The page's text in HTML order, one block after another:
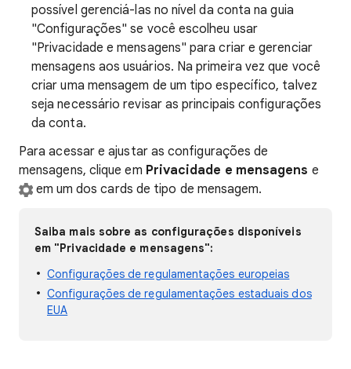
possível gerenciá-las no nível da conta na guia
"Configurações" se você escolheu usar
"Privacidade e mensagens" para criar e gerenciar
mensagens aos usuários. Na primeira vez que você
criar uma mensagem de um tipo específico, talvez
seja necessário revisar as principais configurações
da conta.
Para acessar e ajustar as configurações de
mensagens, clique em Privacidade e mensagens e
em um dos cards de tipo de mensagem.
Saiba mais sobre as configurações disponíveis
em "Privacidade e mensagens":
Configurações de regulamentações europeias
Configurações de regulamentações estaduais dos
EUA